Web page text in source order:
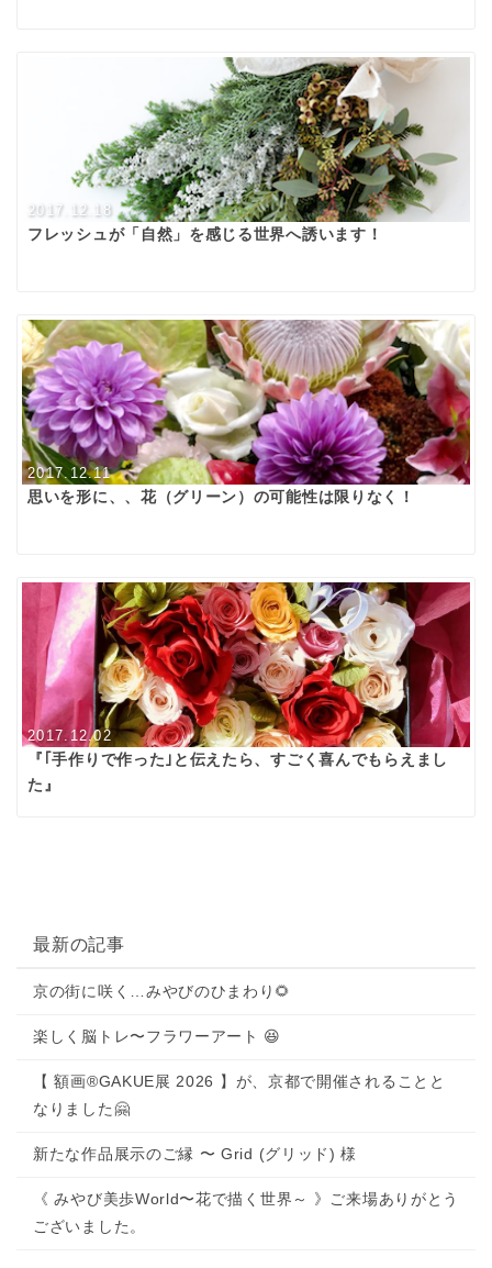
2017.12.18
フレッシュが「自然」を感じる世界へ誘います！
2017.12.11
思いを形に、、花（グリーン）の可能性は限りなく！
2017.12.02
『｢手作りで作った｣と伝えたら、すごく喜んでもらえまし
た』
最新の記事
京の街に咲く…みやびのひまわり🌻
楽しく脳トレ〜フラワーアート 😆
【 額画®GAKUE展 2026 】が、京都で開催されることと
なりました🤗
新たな作品展示のご縁 〜 Grid (グリッド) 様
《 みやび美歩World〜花で描く世界～ 》ご来場ありがとう
ございました。